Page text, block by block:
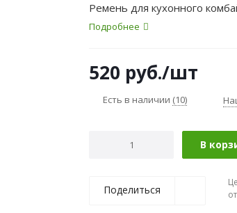
Ремень для кухонного
Подробнее
520 руб./шт
Есть в наличии (10)
В
Поделиться